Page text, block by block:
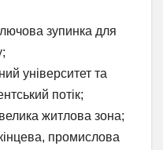
зупинка для
університет та
потік;
житлова зона;
промислова